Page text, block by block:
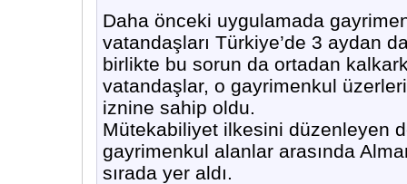
Daha önceki uygulamada
vatandaşları Türkiye’de 3 aydan
birlikte bu sorun da ortadan
vatandaşlar, o gayrimenkul
iznine sahip oldu.
Mütekabiliyet ilkesini düzenleyen
gayrimenkul alanlar arasında
sırada yer aldı.